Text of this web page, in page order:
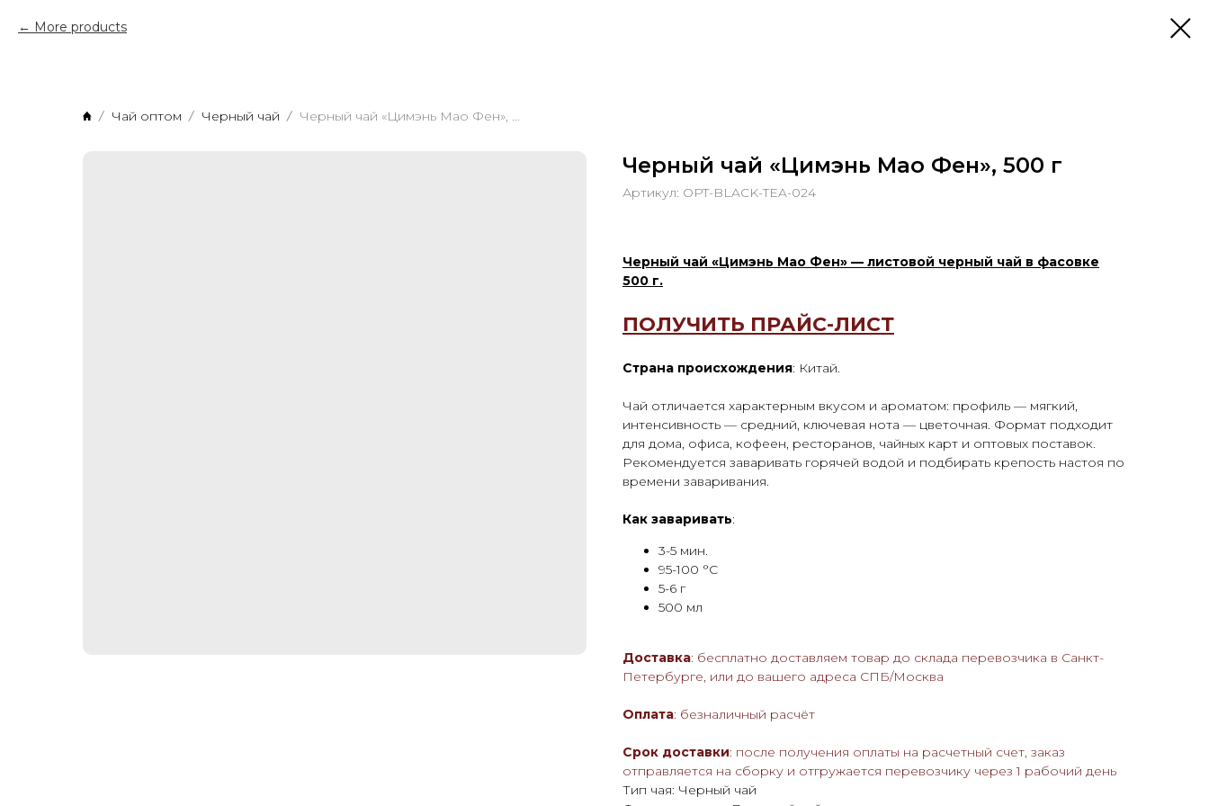
More products
Чай оптом Черный чай Черный чай «Цимэнь Мао Фен», 500 г
Черный чай «Цимэнь Мао Фен», 500 г
Артикул: OPT-BLACK-TEA-024
Черный чай «Цимэнь Мао Фен» — листовой черный чай в фасовке
500 г.
ПОЛУЧИТЬ ПРАЙС-ЛИСТ
Страна происхождения: Китай.
Чай отличается характерным вкусом и ароматом: профиль — мягкий,
интенсивность — средний, ключевая нота — цветочная. Формат подходит
для дома, офиса, кофеен, ресторанов, чайных карт и оптовых поставок.
Рекомендуется заваривать горячей водой и подбирать крепость настоя по
времени заваривания.
Как заваривать:
3-5 мин.
95-100 °С
5-6 г
500 мл
Доставка: бесплатно доставляем товар до склада перевозчика в Санкт-
Петербурге, или до вашего адреса СПБ/Москва
Оплата: безналичный расчёт
Срок доставки: после получения оплаты на расчетный счет, заказ
отправляется на сборку и отгружается перевозчику через 1 рабочий день
Тип чая: Черный чай